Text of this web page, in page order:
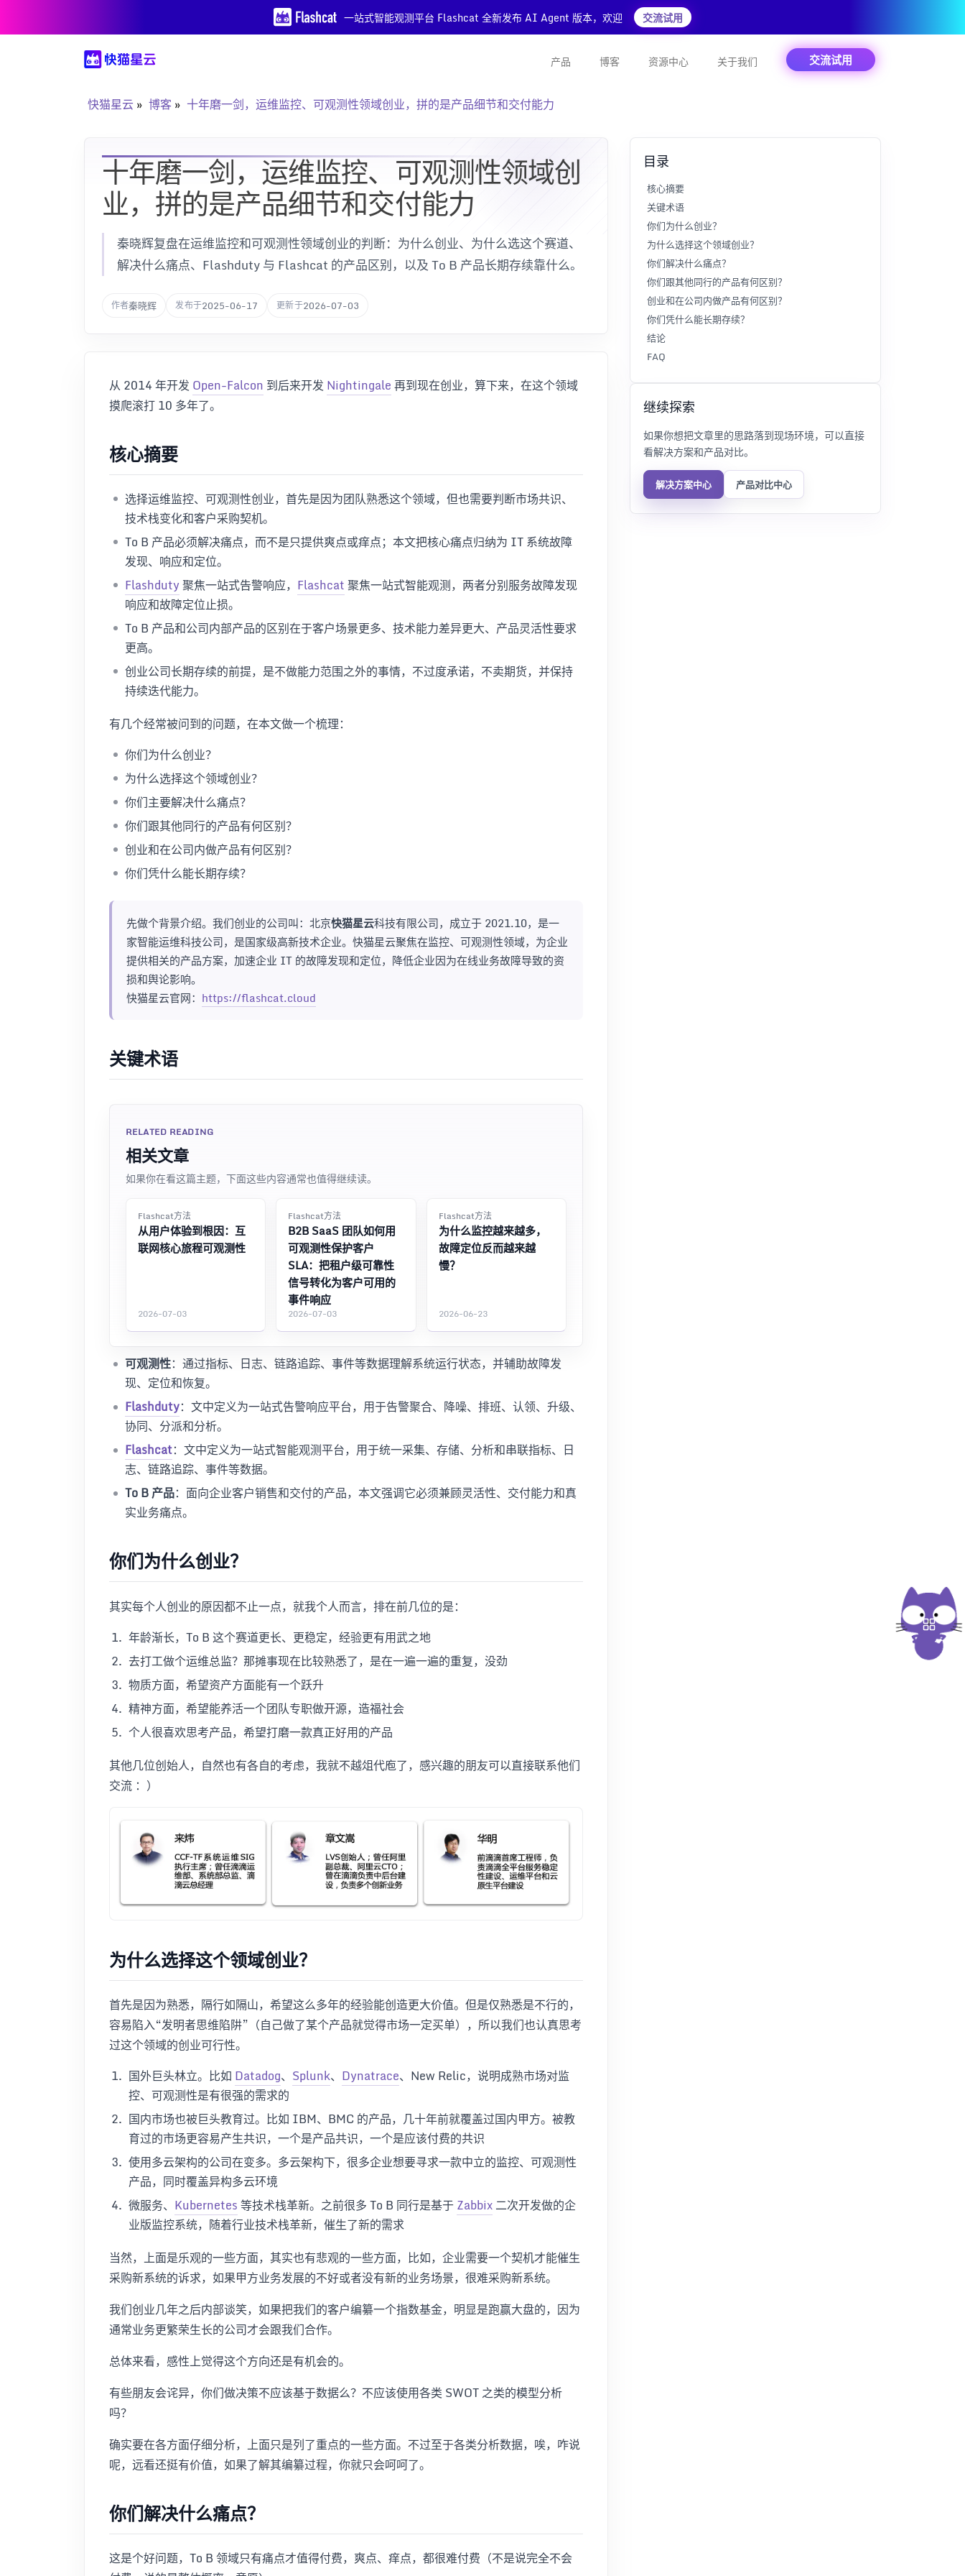
一站式智能观测平台 Flashcat 全新发布 AI Agent 版本，欢迎 交流试用
产品 博客 资源中心 关于我们 交流试用
快猫星云 博客 十年磨一剑，运维监控、可观测性领域创业，拼的是产品细节和交付能力
十年磨一剑，运维监控、可观测性领域创
业，拼的是产品细节和交付能力
秦晓辉复盘在运维监控和可观测性领域创业的判断：为什么创业、为什么选这个赛道、
解决什么痛点、Flashduty 与 Flashcat 的产品区别，以及 To B 产品长期存续靠什么。
作者秦晓辉 发布于2025-06-17 更新于2026-07-03
从 2014 年开发Open-Falcon 到后来开发Nightingale再到现在创业，算下来，在这个领域
摸爬滚打 10 多年了。
核心摘要
选择运维监控、可观测性创业，首先是因为团队熟悉这个领域，但也需要判断市场共识、
技术栈变化和客户采购契机。
To B 产品必须解决痛点，而不是只提供爽点或痒点；本文把核心痛点归纳为 IT 系统故障
发现、响应和定位。
Flashduty聚焦一站式告警响应， Flashcat聚焦一站式智能观测，两者分别服务故障发现
响应和故障定位止损。
To B 产品和公司内部产品的区别在于客户场景更多、技术能力差异更大、产品灵活性要求
更高。
创业公司长期存续的前提，是不做能力范围之外的事情，不过度承诺，不卖期货，并保持
持续迭代能力。
有几个经常被问到的问题，在本文做一个梳理：
你们为什么创业？
为什么选择这个领域创业？
你们主要解决什么痛点？
你们跟其他同行的产品有何区别？
创业和在公司内做产品有何区别？
你们凭什么能长期存续？
先做个背景介绍。我们创业的公司叫：北京快猫星云科技有限公司，成立于 2021.10，是一
家智能运维科技公司，是国家级高新技术企业。快猫星云聚焦在监控、可观测性领域，为企业
提供相关的产品方案，加速企业 IT 的故障发现和定位，降低企业因为在线业务故障导致的资
损和舆论影响。
快猫星云官网： https://flashcat.cloud
关键术语
RELATED READING
相关文章
如果你在看这篇主题，下面这些内容通常也值得继续读。
Flashcat方法
从用户体验到根因：互
联网核心旅程可观测性
2026-07-03
Flashcat方法
B2B SaaS 团队如何用
可观测性保护客户
SLA：把租户级可靠性
信号转化为客户可用的
事件响应
2026-07-03
Flashcat方法
为什么监控越来越多，
故障定位反而越来越
慢？
2026-06-23
可观测性：通过指标、日志、链路追踪、事件等数据理解系统运行状态，并辅助故障发
现、定位和恢复。
Flashduty：文中定义为一站式告警响应平台，用于告警聚合、降噪、排班、认领、升级、
协同、分派和分析。
Flashcat：文中定义为一站式智能观测平台，用于统一采集、存储、分析和串联指标、日
志、链路追踪、事件等数据。
To B 产品：面向企业客户销售和交付的产品，本文强调它必须兼顾灵活性、交付能力和真
实业务痛点。
你们为什么创业？
其实每个人创业的原因都不止一点，就我个人而言，排在前几位的是：
年龄渐长，To B 这个赛道更长、更稳定，经验更有用武之地
去打工做个运维总监？那摊事现在比较熟悉了，是在一遍一遍的重复，没劲
物质方面，希望资产方面能有一个跃升
精神方面，希望能养活一个团队专职做开源，造福社会
个人很喜欢思考产品，希望打磨一款真正好用的产品
其他几位创始人，自然也有各自的考虑，我就不越俎代庖了，感兴趣的朋友可以直接联系他们
交流 ：）
为什么选择这个领域创业？
首先是因为熟悉，隔行如隔山，希望这么多年的经验能创造更大价值。但是仅熟悉是不行的，
容易陷入“发明者思维陷阱”（自己做了某个产品就觉得市场一定买单），所以我们也认真思考
过这个领域的创业可行性。
国外巨头林立。比如 Datadog、 Splunk、 Dynatrace、New Relic，说明成熟市场对监
控、可观测性是有很强的需求的
国内市场也被巨头教育过。比如 IBM、BMC 的产品，几十年前就覆盖过国内甲方。被教
育过的市场更容易产生共识，一个是产品共识，一个是应该付费的共识
使用多云架构的公司在变多。多云架构下，很多企业想要寻求一款中立的监控、可观测性
产品，同时覆盖异构多云环境
微服务、 Kubernetes等技术栈革新。之前很多 To B 同行是基于Zabbix二次开发做的企
业版监控系统，随着行业技术栈革新，催生了新的需求
当然，上面是乐观的一些方面，其实也有悲观的一些方面，比如，企业需要一个契机才能催生
采购新系统的诉求，如果甲方业务发展的不好或者没有新的业务场景，很难采购新系统。
我们创业几年之后内部谈笑，如果把我们的客户编纂一个指数基金，明显是跑赢大盘的，因为
通常业务更繁荣生长的公司才会跟我们合作。
总体来看，感性上觉得这个方向还是有机会的。
有些朋友会诧异，你们做决策不应该基于数据么？不应该使用各类 SWOT 之类的模型分析
吗？
确实要在各方面仔细分析，上面只是列了重点的一些方面。不过至于各类分析数据，唉，咋说
呢，远看还挺有价值，如果了解其编纂过程，你就只会呵呵了。
你们解决什么痛点？
这是个好问题，To B 领域只有痛点才值得付费，爽点、痒点，都很难付费（不是说完全不会
目录
核心摘要
关键术语
你们为什么创业？
为什么选择这个领域创业？
你们解决什么痛点？
你们跟其他同行的产品有何区别？
创业和在公司内做产品有何区别？
你们凭什么能长期存续？
结论
FAQ
继续探索
如果你想把文章里的思路落到现场环境，可以直接
看解决方案和产品对比。
解决方案中心 产品对比中心